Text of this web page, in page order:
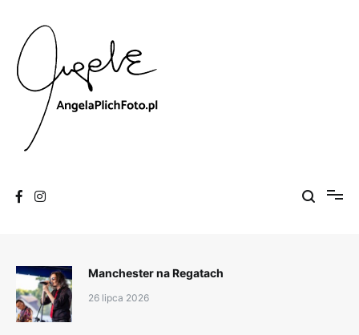
content
Manchester na Regatach
26 lipca 2026